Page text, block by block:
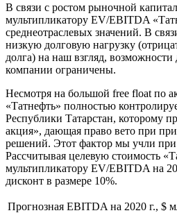
В связи с ростом рыночной
мультипликатору EV/EBITDA
среднеотраслевых значений. В
низкую долговую нагрузку
долга) на наш взгляд,
компании ограничены.
Несмотря на большой free float по
«Татнефть» полностью
Республики Татарстан, которому
акция», дающая право вето при
решений. Этот фактор мы учли
Рассчитывая целевую стоимость
мультипликатору EV/EBITDA на
дисконт в размере 10%.
Прогнозная EBITDA на 2020 г., $